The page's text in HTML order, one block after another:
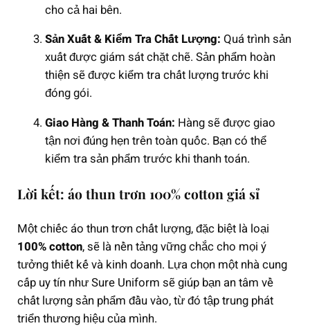
cho cả hai bên.
Sản Xuất & Kiểm Tra Chất Lượng: Quá trình sản
xuất được giám sát chặt chẽ. Sản phẩm hoàn
thiện sẽ được kiểm tra chất lượng trước khi
đóng gói.
Giao Hàng & Thanh Toán: Hàng sẽ được giao
tận nơi đúng hẹn trên toàn quốc. Bạn có thể
kiểm tra sản phẩm trước khi thanh toán.
Lời kết: áo thun trơn 100% cotton giá sỉ
Một chiếc áo thun trơn chất lượng, đặc biệt là loại
100% cotton, sẽ là nền tảng vững chắc cho mọi ý
tưởng thiết kế và kinh doanh. Lựa chọn một nhà cung
cấp uy tín như Sure Uniform sẽ giúp bạn an tâm về
chất lượng sản phẩm đầu vào, từ đó tập trung phát
triển thương hiệu của mình.